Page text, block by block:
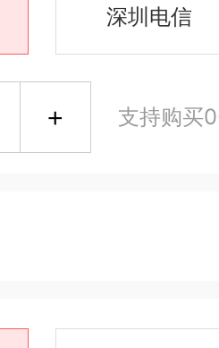
深圳电信
支持购买